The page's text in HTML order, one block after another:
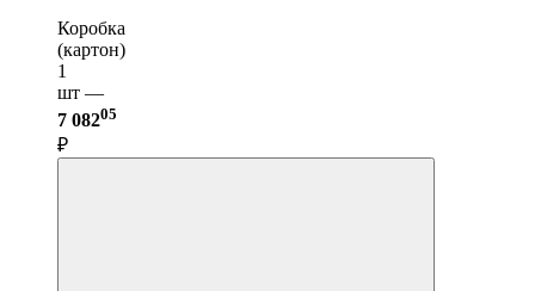
Коробка
(картон)
1
шт —
7 08205
₽